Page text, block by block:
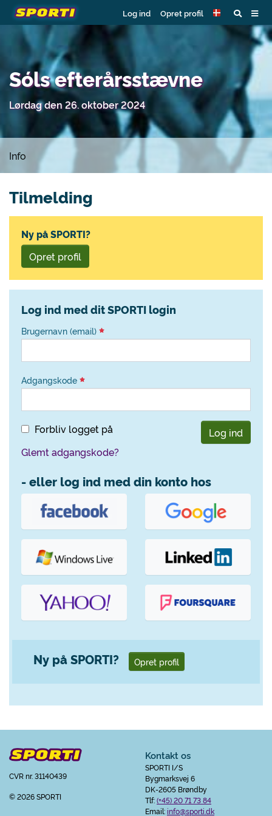
Log ind Opret profil
Sóls efterårsstævne
Lørdag den 26. oktober 2024
Info
Tilmelding
Ny på SPORTI?
Opret profil
Log ind med dit SPORTI login
Brugernavn (email)
Adgangskode
Forbliv logget på
Log ind
Glemt adgangskode?
- eller log ind med din konto hos
Ny på SPORTI? Opret profil
CVR nr. 31140439
© 2026 SPORTI
Kontakt os
SPORTI I/S
Bygmarksvej 6
DK-2605 Brøndby
Tlf:(+45) 20 71 73 84
Email:info@sporti.dk